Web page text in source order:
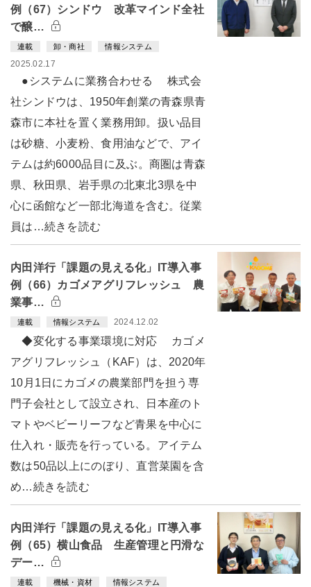
例（67）シンドウ 改革マインド全社
で醸…
連載 卸・商社 情報システム
2025.02.17
●システムに業務合わせる 株式会
社シンドウは、1950年創業の青森県青
森市に本社を置く業務用卸。扱い品目
は砂糖、小麦粉、食用油などで、アイ
テムは約6000品目に及ぶ。商圏は青森
県、秋田県、岩手県の北東北3県を中
心に函館など一部北海道を含む。従業
員は…続きを読む
内田洋行「課題の見える化」IT導入事
例（66）カゴメアグリフレッシュ 農
業事…
連載 情報システム 2024.12.02
◆変化する事業環境に対応 カゴメ
アグリフレッシュ（KAF）は、2020年
10月1日にカゴメの農業部門を担う専
門子会社として設立され、日本産のト
マトやベビーリーフなど青果を中心に
仕入れ・販売を行っている。アイテム
数は50品以上にのぼり、直営菜園を含
め…続きを読む
内田洋行「課題の見える化」IT導入事
例（65）横山食品 生産管理と円滑な
デー…
連載 機械・資材 情報システム